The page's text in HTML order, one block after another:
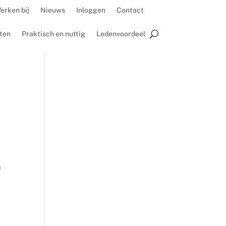
bij Nieuws Inloggen Contact
Praktisch en nuttig Ledenvoordeel